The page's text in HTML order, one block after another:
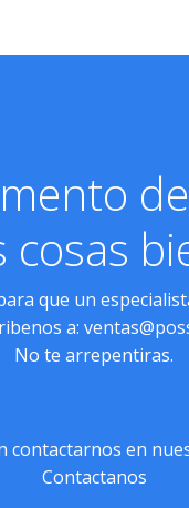
cosas
que un
a:
No te arrepentiras.
contactarnos en
Contactanos